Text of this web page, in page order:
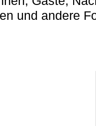
und andere